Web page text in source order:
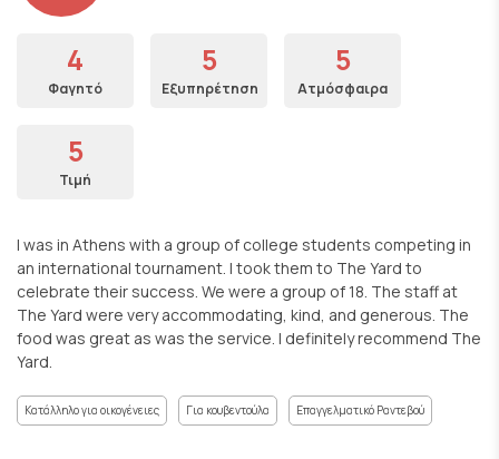
4
Φαγητό
5
Εξυπηρέτηση
5
Ατμόσφαιρα
5
Τιμή
I was in Athens with a group of college students competing in
an international tournament. I took them to The Yard to
celebrate their success. We were a group of 18. The staff at
The Yard were very accommodating, kind, and generous. The
food was great as was the service. I definitely recommend The
Yard.
Κατάλληλο για οικογένειες Για κουβεντούλα Επαγγελματικό Ραντεβού